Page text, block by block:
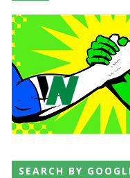
SEARCH BY